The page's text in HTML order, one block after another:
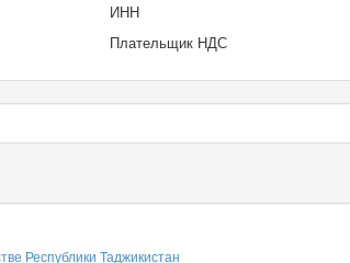
ИНН
Плательщик НДС
Республики Таджикистан